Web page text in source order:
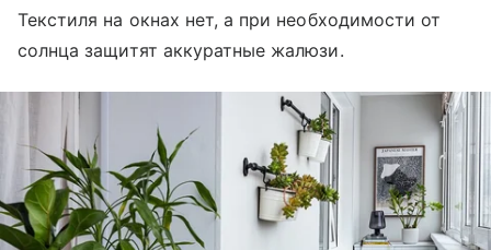
Текстиля на окнах нет, а при необходимости от
солнца защитят аккуратные жалюзи.